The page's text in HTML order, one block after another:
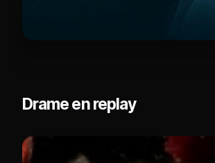
Drame en replay